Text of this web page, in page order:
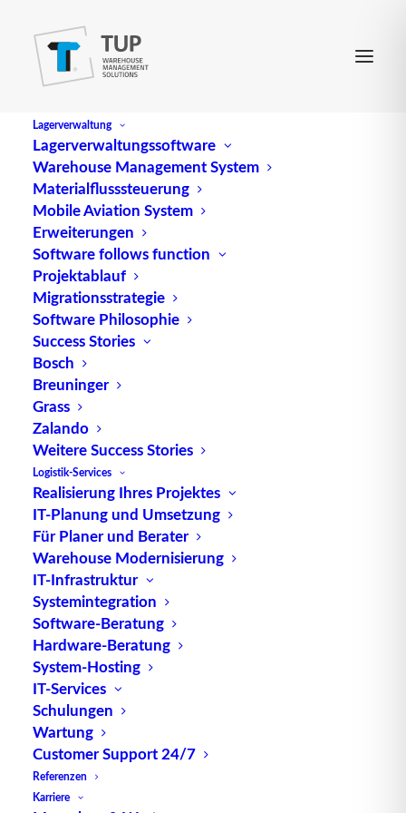
Lagerverwaltung
Lagerverwaltungssoftware
Warehouse Management System
Materialflusssteuerung
Mobile Aviation System
Erweiterungen
Software follows function
Projektablauf
Migrationsstrategie
Software Philosophie
Success Stories
Bosch
Breuninger
Grass
Zalando
Weitere Success Stories
Logistik-Services
Realisierung Ihres Projektes
IT-Planung und Umsetzung
Für Planer und Berater
Warehouse Modernisierung
IT-Infrastruktur
Systemintegration
Software-Beratung
Hardware-Beratung
System-Hosting
IT-Services
Schulungen
Wartung
Customer Support 24/7
Referenzen
Karriere
Ablaufsteuerung
(engl.Process control) bezeichnet einen
erzwungenen sukzessiven Ablauf eines Programms
und damit des zu steuernden Prozesses;
unterschieden werden dabei prozess- und
zeitgeführte Ablaufschritte. Eine typische A. ist die
Stapelverarbeitung oder Batch-Verarbeitung
(Batch-Betrieb) im Sinne der sukzessiven
Ausführung z. B. von Aufträgen.
Quelle: logipedia / Fraunhofer IML
TUP GmbH & Co. KG
Die kombinierbare Lagerverwaltungs-Software von
TUP, liefert dank ihrer Flexibilität immer die
effektivste Lösung und ist zudem in hohem Maße
wiederverwendbar.